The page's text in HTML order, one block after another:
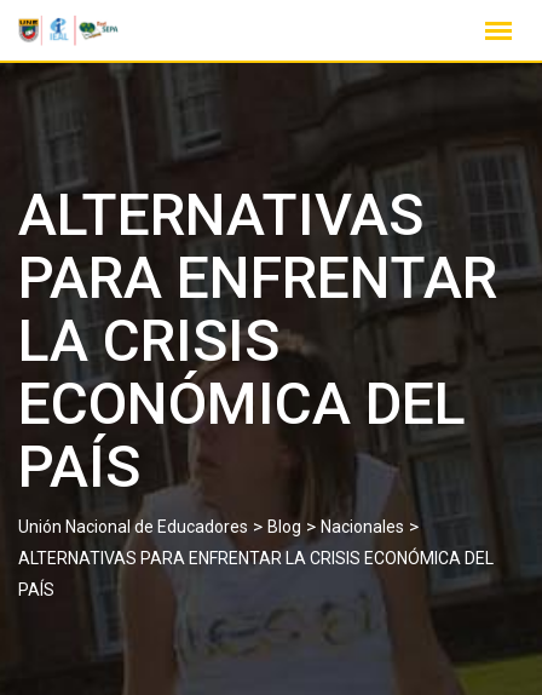
ALTERNATIVAS
PARA ENFRENTAR
LA CRISIS
ECONÓMICA DEL
PAÍS
Unión Nacional de Educadores > Blog > Nacionales >
ALTERNATIVAS PARA ENFRENTAR LA CRISIS ECONÓMICA DEL
PAÍS